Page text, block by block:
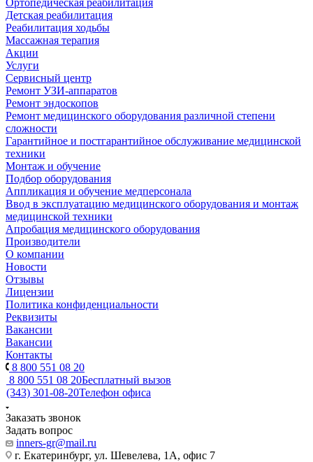
Ортопедическая реабилитация
Детская реабилитация
Реабилитация ходьбы
Массажная терапия
Акции
Услуги
Сервисный центр
Ремонт УЗИ-аппаратов
Ремонт эндоскопов
Ремонт медицинского оборудования различной степени
сложности
Гарантийное и постгарантийное обслуживание медицинской
техники
Монтаж и обучение
Подбор оборудования
Аппликация и обучение медперсонала
Ввод в эксплуатацию медицинского оборудования и монтаж
медицинской техники
Апробация медицинского оборудования
Производители
О компании
Новости
Отзывы
Лицензии
Политика конфиденциальности
Реквизиты
Вакансии
Вакансии
Контакты
8 800 551 08 20
8 800 551 08 20Бесплатный вызов
(343) 301-08-20Телефон офиса
Заказать звонок
Задать вопрос
inners-gr@mail.ru
г. Екатеринбург, ул. Шевелева, 1А, офис 7